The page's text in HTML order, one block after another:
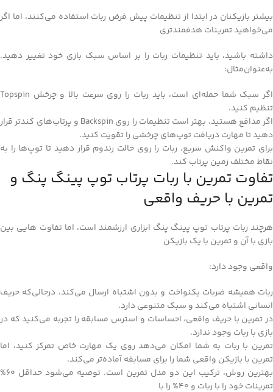
بیشتر بازیکنان در ابتدا از تنظیمات پیش‌ فرض ربات استفاده می‌کنند، اما اگر
می‌خواهید تمرینات هدفمندتری
داشته باشید، باید تنظیمات ربات را بر اساس سبک بازی خود تغییر دهید.
به‌عنوان‌مثال:
اگر سبک شما حمله‌ای است، باید ربات را روی سرعت بالا و چرخش Topspin
تنظیم کنید.
اگر مدافع هستید، بهتر است تنظیمات را روی Backspin و پرتاب‌های کندتر قرار
دهید تا مهارت دریافت توپ‌های چرخشی را تقویت کنید.
برای تمرین واکنش سریع، ربات را روی حالت رندوم قرار دهید تا توپ‌ها را به
نقاط مختلف زمین پرتاب کند.
تفاوت تمرین با ربات پرتاب توپ پینگ پنگ و
تمرین با حریف واقعی
هرچند ربات پرتاب توپ پینگ پنگ ابزاری ارزشمند است، اما تفاوت‌ هایی بین
بازی با آن و تمرین با یک بازیکن
واقعی وجود دارد:
ربات همیشه ضربات یکنواخت و بدون اشتباه ارسال می‌کند، درحالی‌که حریف
انسانی اشتباه می‌کند و سبک متنوعی دارد.
در تمرین با حریف واقعی، احساسات و استرس مسابقه را تجربه می‌کنید که در
بازی با ربات وجود ندارد.
تمرین با ربات به شما امکان می‌دهد روی یک مهارت خاص تمرکز کنید، اما
تمرین با بازیکن واقعی شما را برای مسابقه آماده‌تر می‌کند.
بهترین روش، ترکیب این دو مدل تمرین است. توصیه می‌شود حداقل 60%
تمرینات خود را با ربات و 40% را با